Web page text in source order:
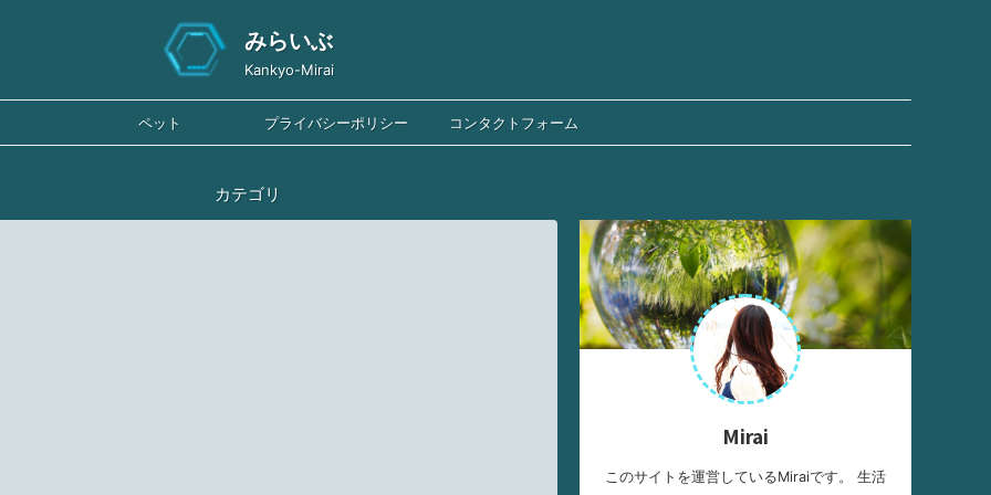
みらいぶ
Kankyo-Mirai
ペット プライバシーポリシー コンタクトフォーム
カテゴリ
Mirai
このサイトを運営しているMiraiです。 生活